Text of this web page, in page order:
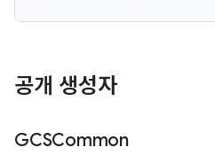
공개 생성자
GCSCommon